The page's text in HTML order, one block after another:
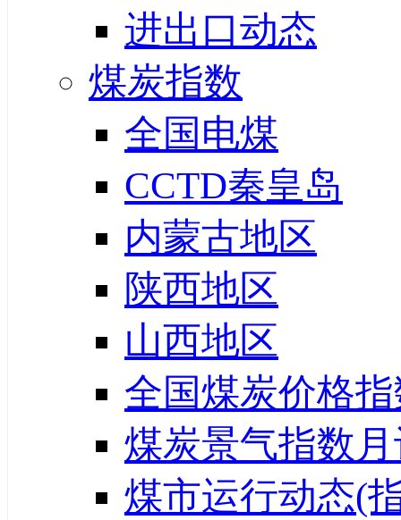
进出口动态
煤炭指数
全国电煤
CCTD秦皇岛
内蒙古地区
陕西地区
山西地区
全国煤炭价格
煤炭景气指数
煤市运行动态(